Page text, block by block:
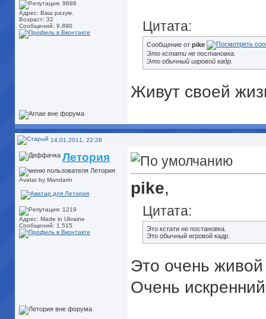
Адрес: Ваш разум.
Возраст: 32
Сообщений: 9,890
Цитата:
Сообщение от pike
Это кстати не постановка.
Это обычный игровой кадр.
Живут своей
14.01.2011, 22:28
Летория
Avatar by Mandarin
Адрес: Made in Ukraine
Сообщений: 1,515
pike,
Цитата:
Это кстати не постановка.
Это обычный игровой кадр.
Это очень
Очень